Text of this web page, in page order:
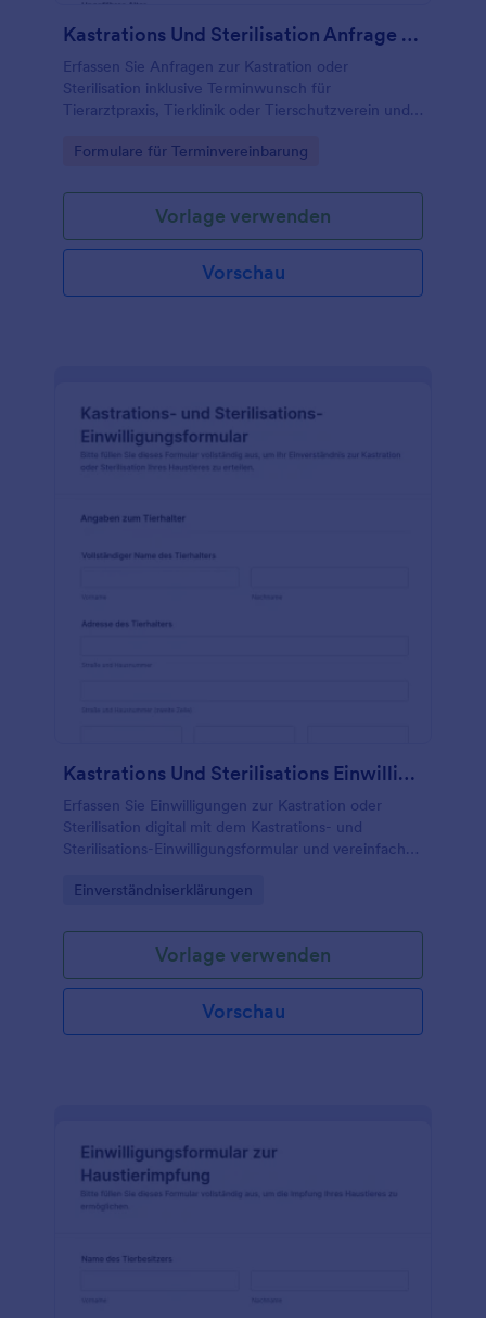
Kastrations Und Sterilisation Anfrage Formular 🐾
Erfassen Sie Anfragen zur Kastration oder
Sterilisation inklusive Terminwunsch für
Tierarztpraxis, Tierklinik oder Tierschutzverein und
mit Jotform in einer passenden Formularvorlage.
Go to Category:
Formulare für Terminvereinbarung
Vorlage verwenden
Vorschau
Kastrations Und Sterilisations Einwilligungsformular
Erfassen Sie Einwilligungen zur Kastration oder
Sterilisation digital mit dem Kastrations- und
Sterilisations-Einwilligungsformular und vereinfachen
oder Tierschutzorganisation.
Go to Category:
Einverständniserklärungen
Vorlage verwenden
Vorschau